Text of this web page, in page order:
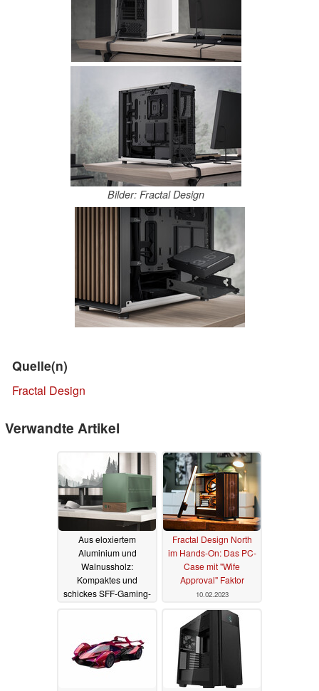
Bilder: Fractal Design
Quelle(n)
Fractal Design
Verwandte Artikel
Aus eloxiertem
Aluminium und
Walnussholz:
Kompaktes und
schickes SFF-Gaming-
31.05.2023
Fractal Design North
im Hands-On: Das PC-
Case mit "Wife
Approval" Faktor
10.02.2023